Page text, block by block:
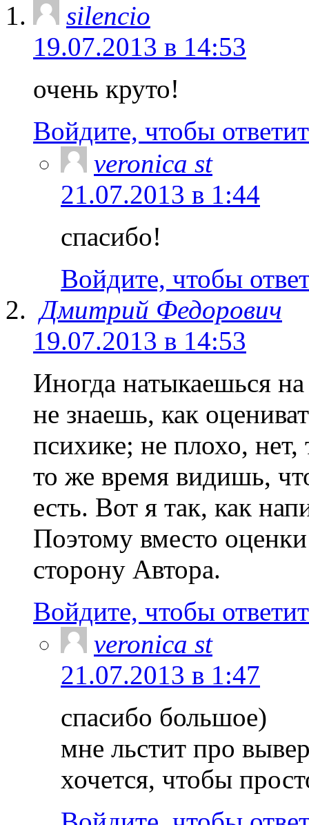
silencio
19.07.2013 в 14:53
очень круто!
Войдите, чтобы
veronica st
21.07.2013 в 1:44
спасибо!
Войдите, чтобы
Дмитрий Федорович
19.07.2013 в 14:53
Иногда натыкаешься
не знаешь, как
психике; не плохо,
то же время видишь,
есть. Вот я так, как
Поэтому вместо
сторону Автора.
Войдите, чтобы
veronica st
21.07.2013 в 1:47
спасибо большое)
мне льстит про
хочется, чтобы